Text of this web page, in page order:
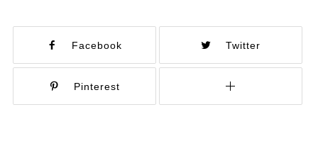
Facebook Twitter
Pinterest